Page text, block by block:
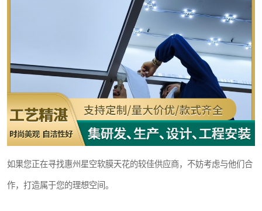
如果您正在寻找惠州星空软膜天花的较佳供应商，不妨考虑与他们合
作，打造属于您的理想空间。